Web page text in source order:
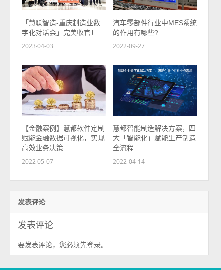
「慧联智造-重庆制造业数
字化对话会」完美收官！
2023-04-03
汽车零部件行业中MES系统
的作用有哪些?
2022-09-27
【金融案例】慧都软件定制
赋能金融数据可视化，实现
高效业务决策
2022-05-07
慧都智能制造解决方案，四
大「智能化」赋能生产制造
全流程
2022-04-14
发表评论
发表评论
要发表评论，您必须先登录。